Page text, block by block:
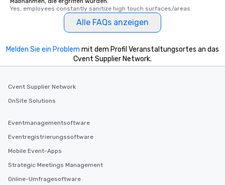
Yes, employees constantly sanitize high touch surfaces/areas
Alle FAQs anzeigen
Melden Sie ein Problem mit dem Profil Veranstaltungsortes an das
Cvent Supplier Network.
Cvent Supplier Network
OnSite Solutions
Eventmanagementsoftware
Eventregistrierungssoftware
Mobile Event-Apps
Strategic Meetings Management
Online-Umfragesoftware